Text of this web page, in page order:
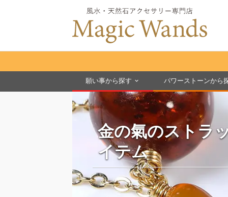
願い事から探す パワーストーンから
金の氣のストラ
イテム